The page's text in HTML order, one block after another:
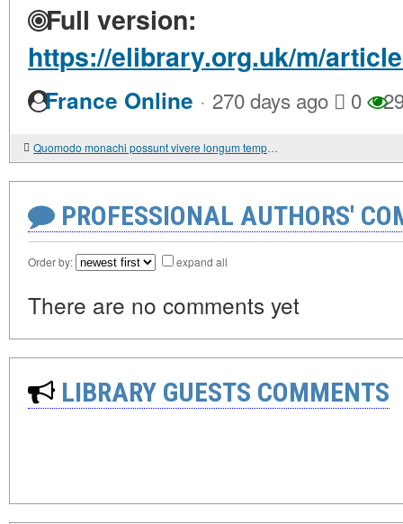
Full version:
https://elibrary.org.uk/m/
France Online · 270 days ago 0
Quomodo monachi possunt vivere longum tempus sine victu?
PROFESSIONAL AUTHORS'
Order by: expand all
There are no comments yet
LIBRARY GUESTS COMMENTS